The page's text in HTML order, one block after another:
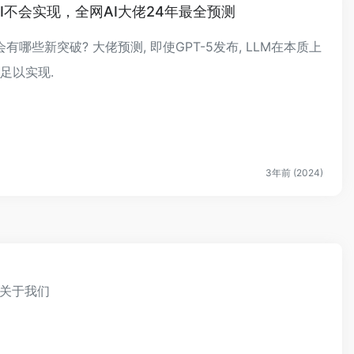
会实现，全网AI大佬24年最全预测
哪些新突破? 大佬预测, 即使GPT-5发布, LLM在本质上
以实现.
3年前 (2024)
关于我们